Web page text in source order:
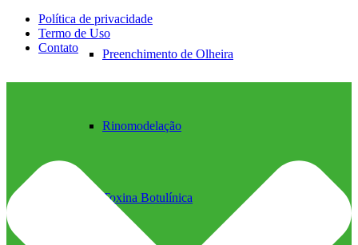
Preenchimento de Olheira
Rinomodelação
Toxina Botulínica
Política de privacidade
Termo de Uso
Contato